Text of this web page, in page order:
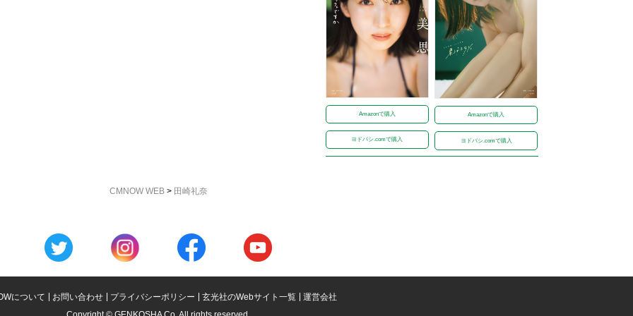
Amazonで購入
ヨドバシ.comで購入
Amazonで購入
ヨドバシ.comで購入
CMNOW WEB> 田崎礼奈
について お問い合わせ プライバシーポリシー 玄光社のWebサイト一覧
運営会社